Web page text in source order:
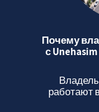
Почему
с
работают